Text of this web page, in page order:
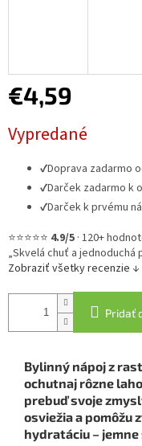
€4,59
cena:
Vypredané
✔Doprava zadarmo
✔Darček zadarmo k
✔Darček k prvému
⭐⭐⭐⭐⭐ 4.9/5 · 120+
„Skvelá chuť a jednoduchá
Zobraziť všetky recenzie ↓
Pridať
Bylinný nápoj z
ochutnaj rôzne
prebuď svoje
osviežia a pomôžu
hydratáciu –